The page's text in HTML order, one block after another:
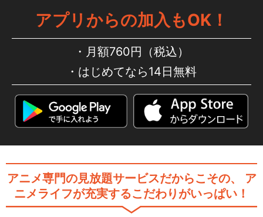
アプリからの加入もOK！
月額760円（税込）
はじめてなら14日無料
アニメ専門の見放題サービスだからこその、
ア
ニメライフが充実するこだわりがいっぱい！